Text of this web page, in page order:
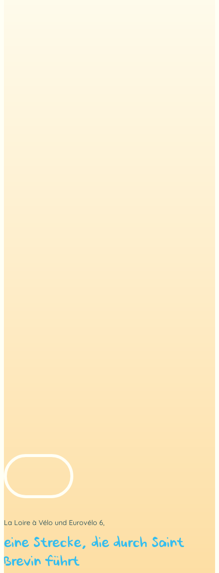
La Loire à Vélo und Eurovélo 6,
eine Strecke, die durch Saint
Brevin führt